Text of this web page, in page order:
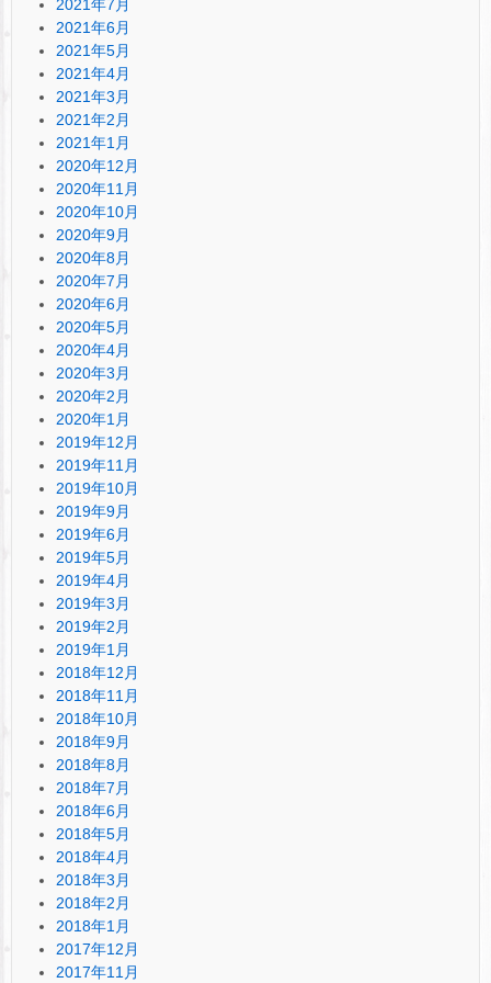
2021年7月
2021年6月
2021年5月
2021年4月
2021年3月
2021年2月
2021年1月
2020年12月
2020年11月
2020年10月
2020年9月
2020年8月
2020年7月
2020年6月
2020年5月
2020年4月
2020年3月
2020年2月
2020年1月
2019年12月
2019年11月
2019年10月
2019年9月
2019年6月
2019年5月
2019年4月
2019年3月
2019年2月
2019年1月
2018年12月
2018年11月
2018年10月
2018年9月
2018年8月
2018年7月
2018年6月
2018年5月
2018年4月
2018年3月
2018年2月
2018年1月
2017年12月
2017年11月